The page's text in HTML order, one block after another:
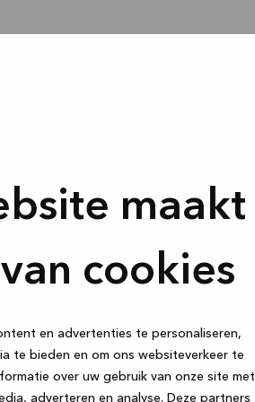
maakt
cookies
en advertenties te personaliseren,
te bieden en om ons websiteverkeer te
over uw gebruik van onze site met
adverteren en analyse. Deze partners